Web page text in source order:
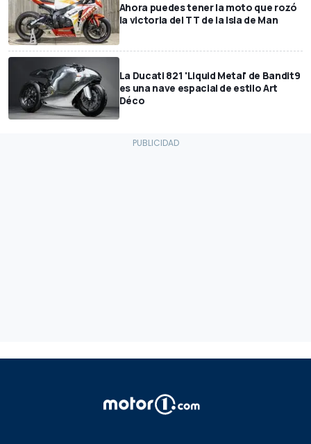
Ahora puedes tener la moto que rozó
la victoria del TT de la Isla de Man
La Ducati 821 'Liquid Metal' de Bandit9
es una nave espacial de estilo Art
Déco